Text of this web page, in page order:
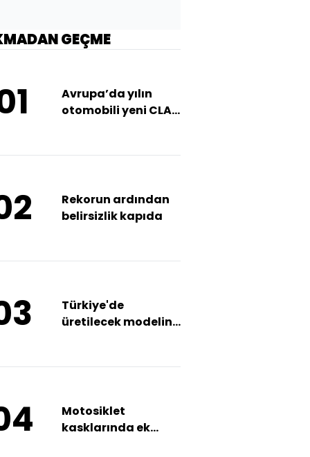
GEÇME
Avrupa’da yılın
otomobili yeni CLA
Rekorun ardından
belirsizlik kapıda
Türkiye'de
üretilecek modelini
Motosiklet
kasklarında ek